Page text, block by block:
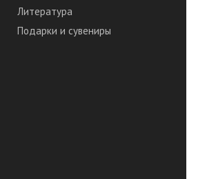
Литература
Подарки и сувениры